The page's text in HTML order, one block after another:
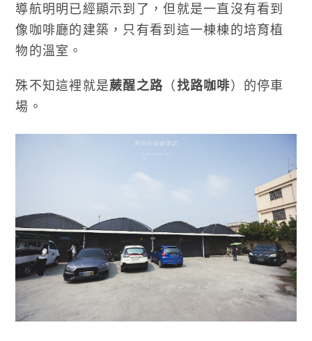
導航明明已經顯示到了，但就是一直沒有看到
像咖啡廳的建築，只有看到這一棟棟的培育植
物的溫室。
殊不知這裡就是蕨醒之路 （找路咖啡）的停車
場。